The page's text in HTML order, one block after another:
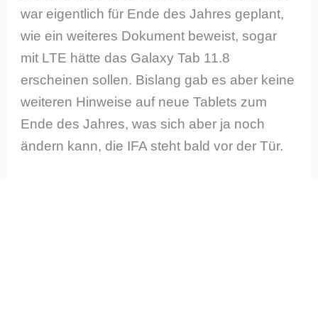
war eigentlich für Ende des Jahres geplant,
wie ein weiteres Dokument beweist, sogar
mit LTE hätte das Galaxy Tab 11.8
erscheinen sollen. Bislang gab es aber keine
weiteren Hinweise auf neue Tablets zum
Ende des Jahres, was sich aber ja noch
ändern kann, die IFA steht bald vor der Tür.